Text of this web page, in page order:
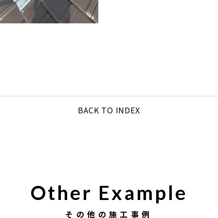
BACK TO INDEX
Other Example
その他の施工事例